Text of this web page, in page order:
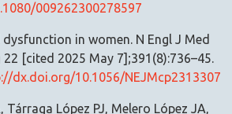
009262300278597
dysfunction in women. N Engl J Med
[cited 2025 May 7];391(8):736–45.
dx.doi.org/10.1056/NEJMcp2313307
Tárraga López PJ, Melero López JA,